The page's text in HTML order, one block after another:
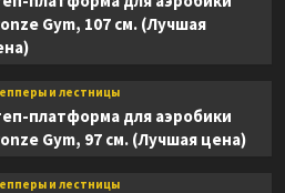
Gym, 107 см. (Лучшая
и лестницы
платформа для аэробики
Gym, 97 см. (Лучшая цена)
и лестницы